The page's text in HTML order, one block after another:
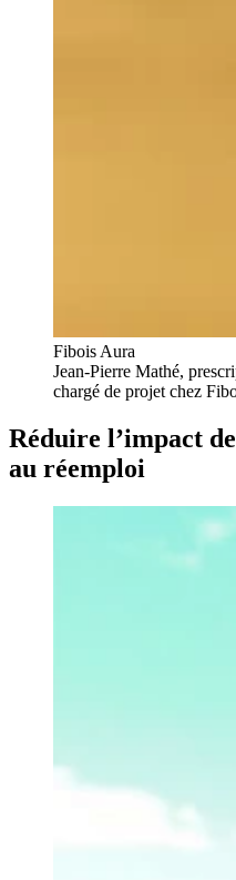
Fibois Aura
Jean-Pierre Mathé,
chargé de projet chez
Réduire l’impact
au réemploi